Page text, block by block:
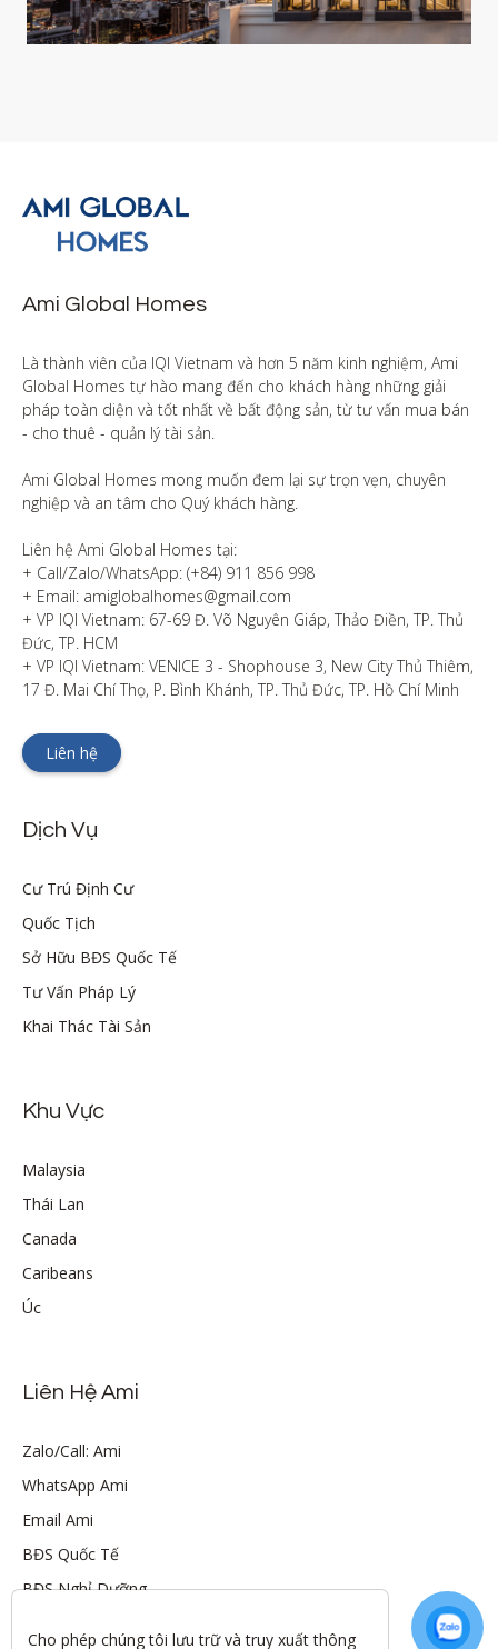
Ami Global Homes
Là thành viên của IQI Vietnam và hơn 5 năm kinh nghiệm, Ami
Global Homes tự hào mang đến cho khách hàng những giải
pháp toàn diện và tốt nhất về bất động sản, từ tư vấn mua bán
- cho thuê - quản lý tài sản.
Ami Global Homes mong muốn đem lại sự trọn vẹn, chuyên
nghiệp và an tâm cho Quý khách hàng.
Liên hệ Ami Global Homes tại:
+ Call/Zalo/WhatsApp: (+84) 911 856 998
+ Email: amiglobalhomes@gmail.com
+ VP IQI Vietnam: 67-69 Đ. Võ Nguyên Giáp, Thảo Điền, TP. Thủ
Đức, TP. HCM
+ VP IQI Vietnam: VENICE 3 - Shophouse 3, New City Thủ Thiêm,
17 Đ. Mai Chí Thọ, P. Bình Khánh, TP. Thủ Đức, TP. Hồ Chí Minh
Liên hệ
Dịch Vụ
Cư Trú Định Cư
Quốc Tịch
Sở Hữu BĐS Quốc Tế
Tư Vấn Pháp Lý
Khai Thác Tài Sản
Khu Vực
Malaysia
Thái Lan
Canada
Caribeans
Úc
Liên Hệ Ami
Zalo/Call: Ami
WhatsApp Ami
Email Ami
BĐS Quốc Tế
BĐS Nghỉ Dưỡng
Cho phép chúng tôi lưu trữ và truy xuất thông